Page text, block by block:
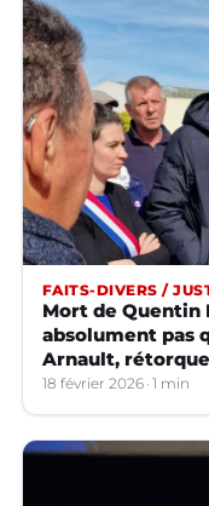
FAITS-DIVERS /
Mort de Quentin
absolument pas
Arnault,
18 février 2026 1 min